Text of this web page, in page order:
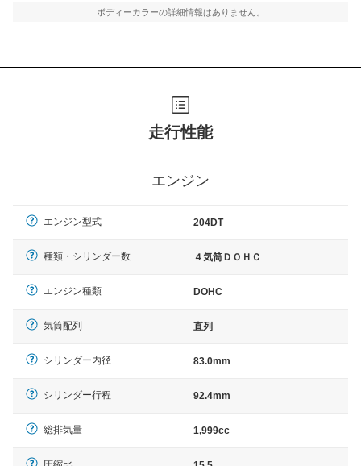
ボディーカラーの詳細情報はありません。
走行性能
エンジン
エンジン型式 204DT
種類・シリンダー数 ４気筒ＤＯＨＣ
エンジン種類 DOHC
気筒配列 直列
シリンダー内径 83.0mm
シリンダー行程 92.4mm
総排気量 1,999cc